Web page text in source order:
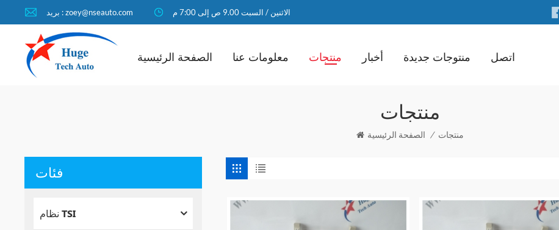
بريد : zoey@nseauto.com الاثنين / السبت 9.00 ص إلى 7:00 م
الصفحة الرئيسية معلومات عنا منتجات أخبار منتوجات جديدة اتصل
منتجات
الصفحة الرئيسية / منتجات
فئات
نظام TSI